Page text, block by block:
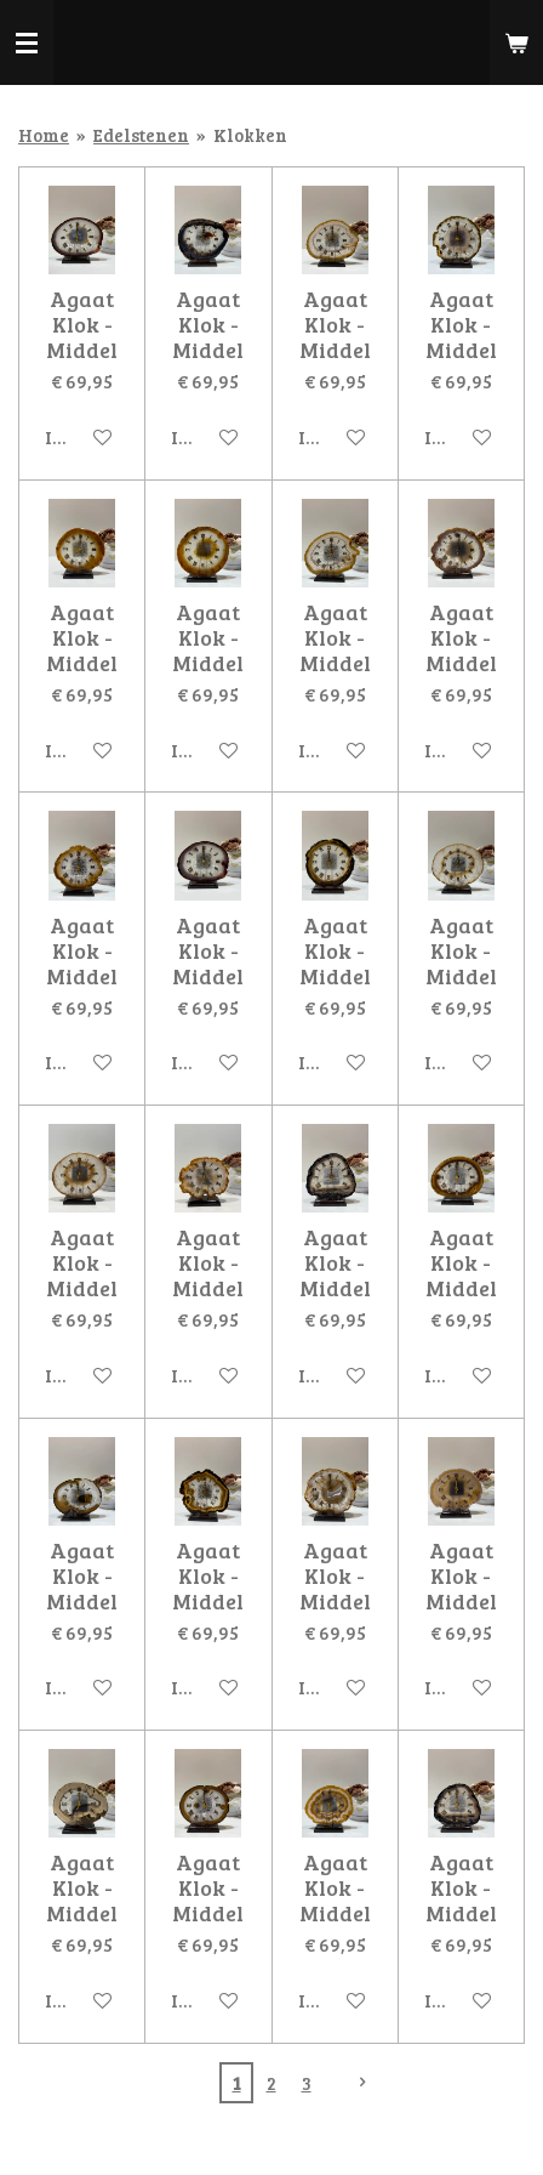
direct
hoofdinhoud
Home » Edelstenen » Klokken
Agaat
Klok -
Middel
€ 69,95
In winkelwagen
Agaat
Klok -
Middel
€ 69,95
In winkelwagen
Agaat
Klok -
Middel
€ 69,95
In winkelwagen
Agaat
Klok -
Middel
€ 69,95
In
Agaat
Klok -
Middel
€ 69,95
In winkelwagen
Agaat
Klok -
Middel
€ 69,95
In winkelwagen
Agaat
Klok -
Middel
€ 69,95
In winkelwagen
Agaat
Klok -
Middel
€ 69,95
In
Agaat
Klok -
Middel
€ 69,95
In winkelwagen
Agaat
Klok -
Middel
€ 69,95
In winkelwagen
Agaat
Klok -
Middel
€ 69,95
In winkelwagen
Agaat
Klok -
Middel
€ 69,95
In
Agaat
Klok -
Middel
€ 69,95
In winkelwagen
Agaat
Klok -
Middel
€ 69,95
In winkelwagen
Agaat
Klok -
Middel
€ 69,95
In winkelwagen
Agaat
Klok -
Middel
€ 69,95
In
Agaat
Klok -
Middel
€ 69,95
In winkelwagen
Agaat
Klok -
Middel
€ 69,95
In winkelwagen
Agaat
Klok -
Middel
€ 69,95
In winkelwagen
Agaat
Klok -
Middel
€ 69,95
In
Agaat
Klok -
Middel
€ 69,95
In winkelwagen
Agaat
Klok -
Middel
€ 69,95
In winkelwagen
Agaat
Klok -
Middel
€ 69,95
In winkelwagen
Agaat
Klok -
Middel
€ 69,95
In
1 2 3